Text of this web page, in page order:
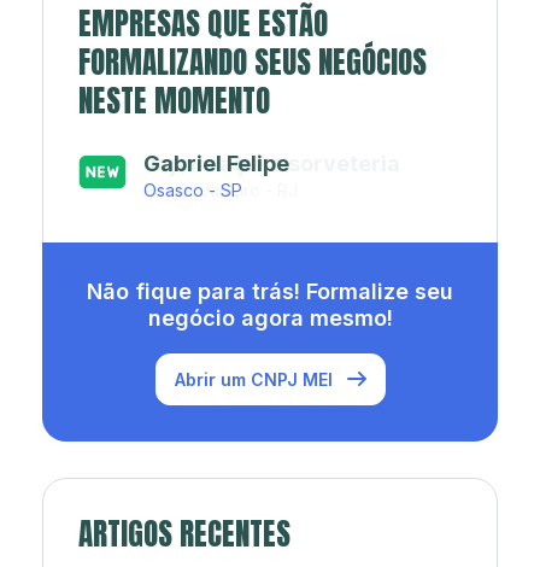
EMPRESAS QUE ESTÃO
FORMALIZANDO SEUS NEGÓCIOS
NESTE MOMENTO
Japa’s açaí e sorveteria
Rio de Janeiro - RJ
Não fique para trás! Formalize seu
negócio agora mesmo!
Abrir um CNPJ MEI
ARTIGOS RECENTES